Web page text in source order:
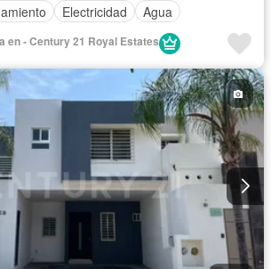
Electricidad Agua
en - Century 21 Royal Estates